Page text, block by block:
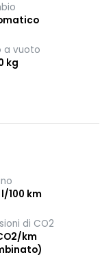
a vuoto
kg
100 km
di CO2
km